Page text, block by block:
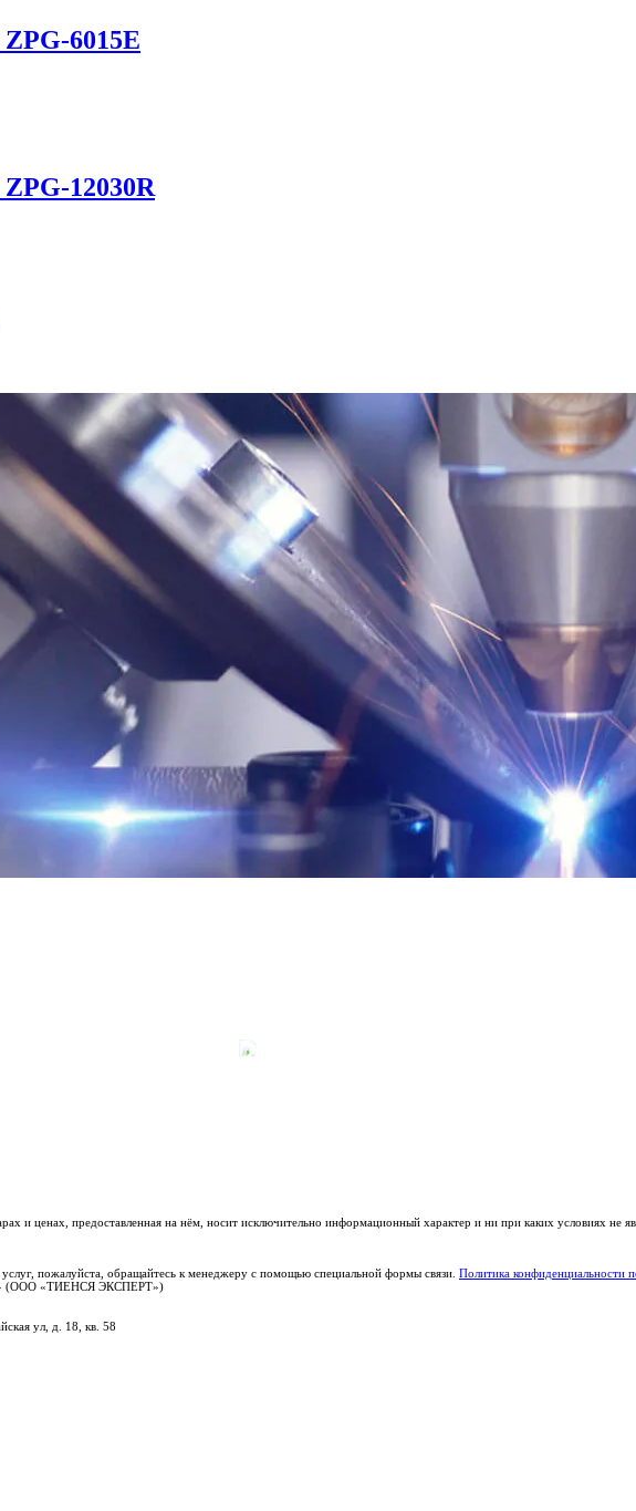
6015E
12030R
и ценах, предоставленная на нём, носит исключительно информационный характер и ни при каких условиях не
пожалуйста, обращайтесь к менеджеру с помощью специальной формы связи. Политика конфиденциальности
(ООО «ТИЕНСЯ ЭКСПЕРТ»)
ул, д. 18, кв. 58